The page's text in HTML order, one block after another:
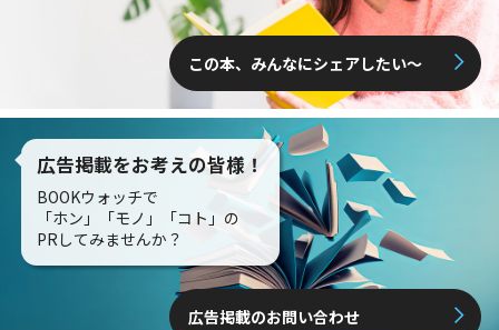
この本、みんなにシェアしたい〜
広告掲載をお考えの皆様！
BOOKウォッチで
「ホン」「モノ」「コト」の
PRしてみませんか？
広告掲載のお問い合わせ